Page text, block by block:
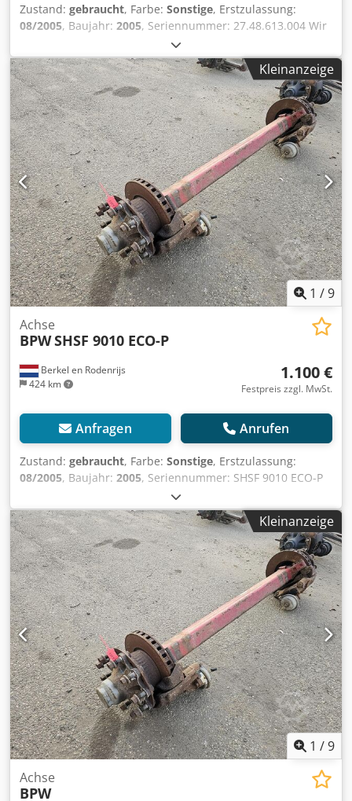
Zustand: gebraucht, Farbe: Sonstige, Erstzulassung:
08/2005, Baujahr: 2005, Seriennummer: 27.48.613.004 Wir
haben über 100 Achsen auf Lager. Chsdozrtigspfx Am Rsa
Bitte kontaktieren Sie uns, wenn Sie nicht finden, wonach
Sie suchen.
Kleinanzeige
1 /9
Berkel en Rodenrijs
424 km
Achse
BPWSHSF 9010 ECO-P
1.100 €
Festpreis zzgl. MwSt.
Anfragen Anrufen
Zustand: gebraucht, Farbe: Sonstige, Erstzulassung:
08/2005, Baujahr: 2005, Seriennummer: SHSF 9010 ECO-P
Cjdpfx Aszrtg Eom Rsha Wir haben einen Lagerbestand
von über 100 Achsen. Bitte kontaktieren Sie uns, falls Sie
nicht finden, wonach Sie suchen.
Kleinanzeige
1 /9
Achse
BPW